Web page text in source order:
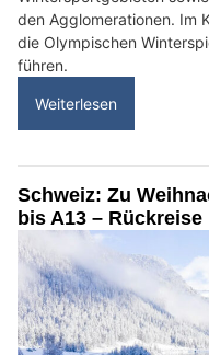
den Agglomerationen. Im
die Olympischen
führen.
Weiterlesen
Schweiz: Zu
bis A13 –